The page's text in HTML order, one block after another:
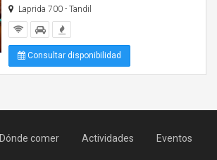
Laprida 700 - Tandil
Consultar disponibilidad
Dónde comer Actividades Eventos